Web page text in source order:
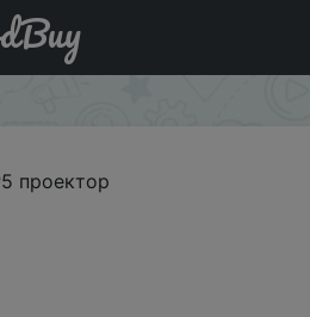
VP5 проектор